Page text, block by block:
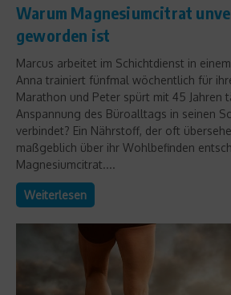
Warum Magnesiumcitrat
geworden ist
Marcus arbeitet im Schichtdienst in
Anna trainiert fünfmal wöchentlich für
Marathon und Peter spürt mit 45 Jahren
Anspannung des Büroalltags in seinen
verbindet? Ein Nährstoff, der oft
maßgeblich über ihr Wohlbefinden
Magnesiumcitrat....
Weiterlesen